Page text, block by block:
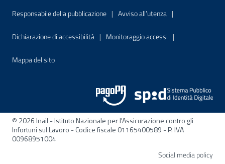
Menu di servizio
Responsabile della pubblicazione Sito interno - Apre in una nuova
Avviso all’utenza Sito interno -
Dichiarazione di accessibilità Sito interno - Apre in una nuova finestra
Monitoraggio accessi Sito interno -
Mappa del sitoSito interno - Apre nella stessa finestra
© 2026 Inail - Istituto Nazionale per l'Assicurazione contro gli
Infortuni sul Lavoro - Codice fiscale 01165400589 - P. IVA
00968951004
Social media policy